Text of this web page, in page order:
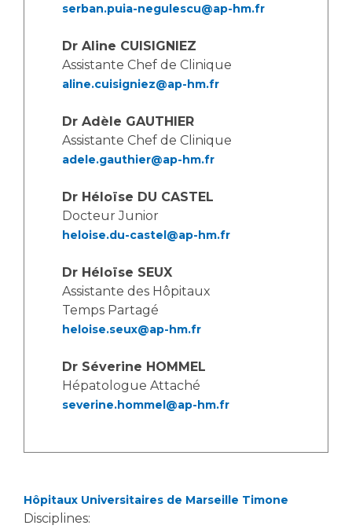
Activité physique
Médecine nucléaire
Maladies rares
Maternité Hôpital Nord
Vos représentants
La Commission Des Usagers (CDU)
Qualité
Adresser un examen au Laboratoire de Biologie
Radiologie / Imagerie
Cancérologie
Anatomie et Cytologie Pathologiques
Adresser un examen au Laboratoire d'Infectiologie
Centres de référence Maladies Rares
Presse / Multimédia
Communiqués de presse
Dossiers de presse
Médiathèque
Fournisseurs
Liste des marchés conclus
serban.puia-negulescu@ap-hm.fr
Dr Aline CUISIGNIEZ
Assistante Chef de Clinique
aline.cuisigniez@ap-hm.fr
Dr Adèle GAUTHIER
Assistante Chef de Clinique
adele.gauthier@ap-hm.fr
Dr Héloïse DU CASTEL
Docteur Junior
heloise.du-castel@ap-hm.fr
Dr Héloïse SEUX
Assistante des Hôpitaux
Temps Partagé
heloise.seux@ap-hm.fr
Dr Séverine HOMMEL
Hépatologue Attaché
severine.hommel@ap-hm.fr
Hôpitaux Universitaires de Marseille Timone
Disciplines: